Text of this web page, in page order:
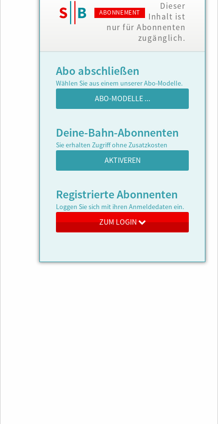
ABONNEMENT
Dieser
Inhalt ist
nur für Abonnenten
zugänglich.
Abo abschließen
Wählen Sie aus einem unserer Abo-Modelle.
ABO-MODELLE ...
Deine-Bahn-Abonnenten
Sie erhalten Zugriff ohne Zusatzkosten
AKTIVEREN
Registrierte Abonnenten
Loggen Sie sich mit ihren Anmeldedaten ein.
ZUM LOGIN